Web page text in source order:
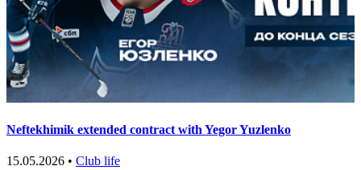
Neftekhimik extended contract with Yegor Yuzlenko
15.05.2026 • Club life